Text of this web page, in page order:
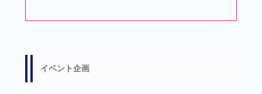
イベント企画